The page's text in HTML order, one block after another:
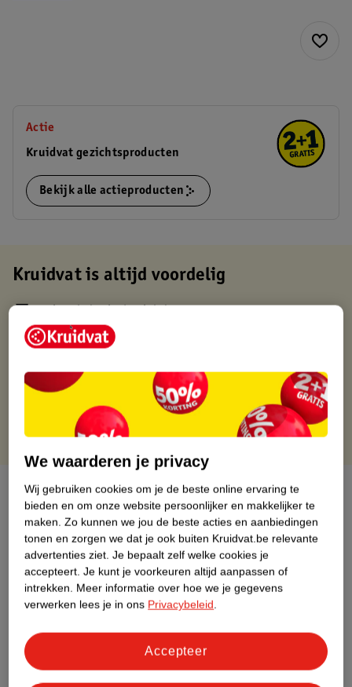
Actie
Kruidvat gezichtsproducten
Bekijk alle actieproducten
Kruidvat is altijd voordelig
Op werkdagen voor 22:00 uur besteld, volgende dag in huis
Gratis thuisbezorgd vanaf 50.00
Gratis punten met je Kruidvat kaart
Over dit product
Productinformatie
Etiketinformatie
Impact Score.
We waarderen je privacy
Wij gebruiken cookies om je de beste online ervaring te
bieden en om onze website persoonlijker en makkelijker te
maken. Zo kunnen we jou de beste acties en aanbiedingen
tonen en zorgen we dat je ook buiten Kruidvat.be relevante
advertenties ziet. Je bepaalt zelf welke cookies je
accepteert. Je kunt je voorkeuren altijd aanpassen of
intrekken. Meer informatie over hoe we je gegevens
verwerken lees je in ons Privacybeleid.
Accepteer